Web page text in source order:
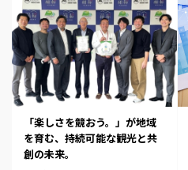
「楽しさを競おう。」が地域
を育む、持続可能な観光と共
創の未来。